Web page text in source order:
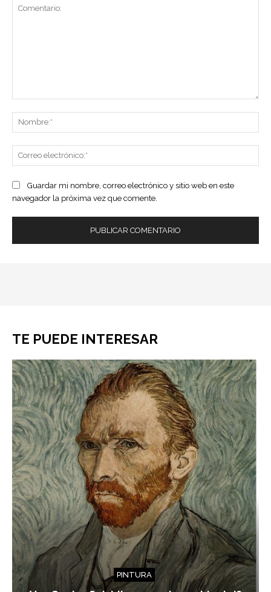
Guardar mi nombre, correo electrónico y sitio web en este
navegador la próxima vez que comente.
TE PUEDE INTERESAR
PINTURA